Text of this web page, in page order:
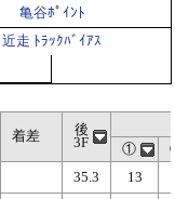
亀谷ﾎﾟｲﾝﾄ
近走 ﾄﾗｯｸﾊﾞｲｱｽ
着差
後
3F
①
35.3 13